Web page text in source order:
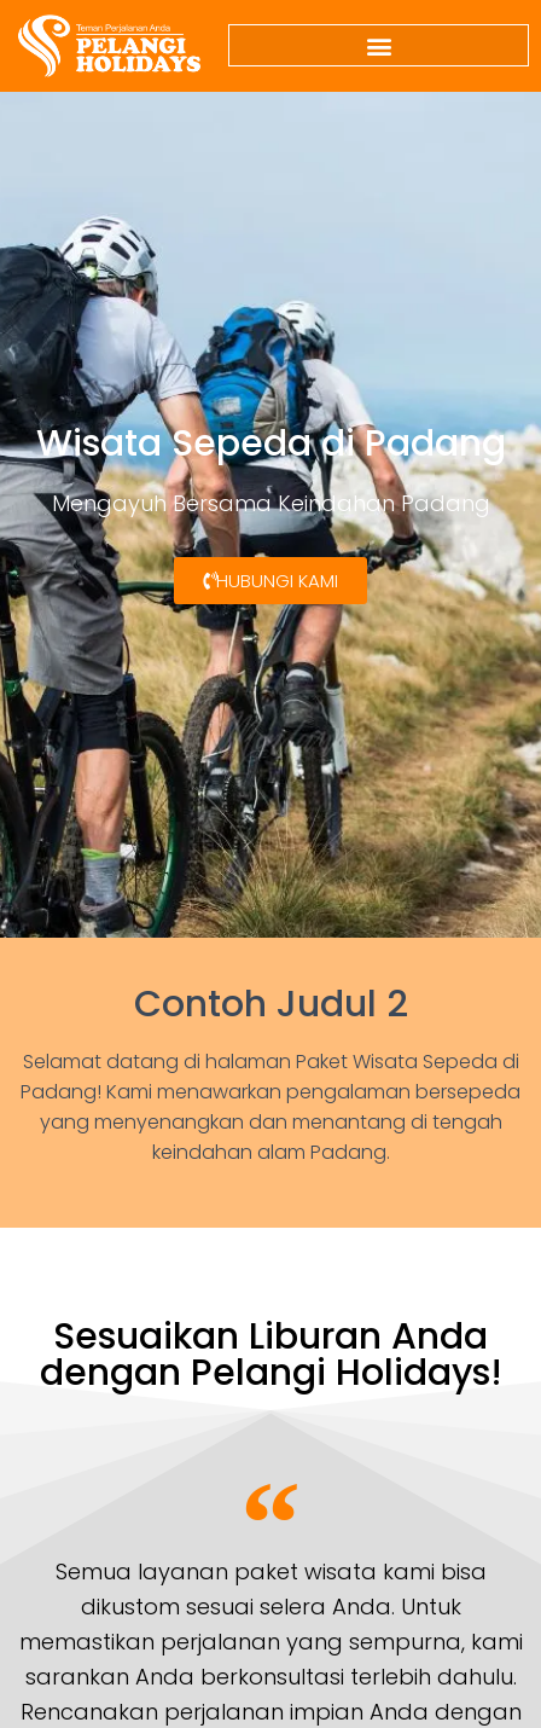
Wisata Sepeda di Padang
Mengayuh Bersama Keindahan Padang
HUBUNGI KAMI
Contoh Judul 2
Selamat datang di halaman Paket Wisata Sepeda di
Padang! Kami menawarkan pengalaman bersepeda
yang menyenangkan dan menantang di tengah
keindahan alam Padang.
Sesuaikan Liburan Anda
dengan Pelangi Holidays!
Semua layanan paket wisata kami bisa
dikustom sesuai selera Anda. Untuk
memastikan perjalanan yang sempurna, kami
sarankan Anda berkonsultasi terlebih dahulu.
Rencanakan perjalanan impian Anda dengan